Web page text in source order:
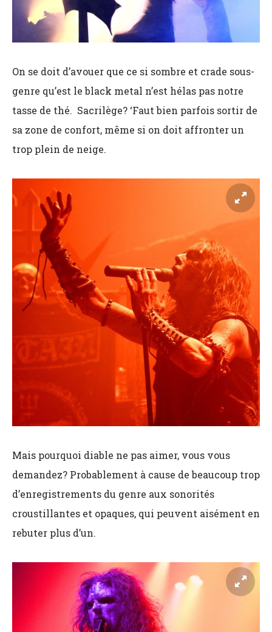
On se doit d’avouer que ce si sombre et crade sous-
genre qu’est le black metal n’est hélas pas notre
tasse de thé. Sacrilège? ‘Faut bien parfois sortir de
sa zone de confort, même si on doit affronter un
trop plein de neige.
Mais pourquoi diable ne pas aimer, vous vous
demandez? Probablement à cause de beaucoup trop
d’enregistrements du genre aux sonorités
croustillantes et opaques, qui peuvent aisément en
rebuter plus d’un.